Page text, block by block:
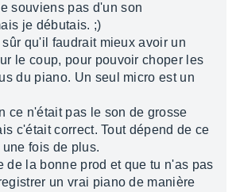
souviens pas d'un son
je débutais. ;)
qu'il faudrait mieux avoir un
le coup, pour pouvoir choper les
du piano. Un seul micro est un
ce n'était pas le son de grosse
c'était correct. Tout dépend de ce
fois de plus.
de la bonne prod et que tu n'as pas
un vrai piano de manière